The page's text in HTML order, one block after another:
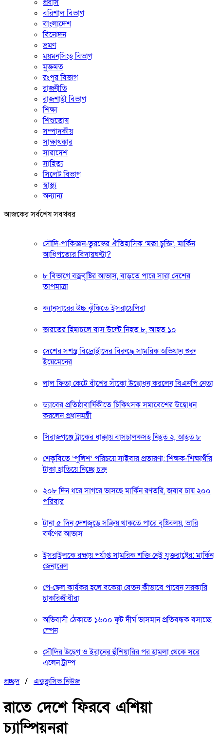
প্রবাস
বরিশাল বিভাগ
বাংলাদেশ
বিনোদন
ভ্রমণ
ময়মনসিংহ বিভাগ
মুক্তমত
রংপুর বিভাগ
রাজনীতি
রাজশাহী বিভাগ
শিক্ষা
শিশুতোষ
সম্পাদকীয়
সাক্ষাৎকার
সারাদেশ
সাহিত্য
সিলেট বিভাগ
স্বাস্থ্য
অন্যান্য
আজকের সর্বশেষ সবখবর
সৌদি-পাকিস্তান-তুরস্কের ঐতিহাসিক ‘মক্কা চুক্তি’, মার্কিন
আধিপত্যের বিদায়ঘণ্টা?
৮ বিভাগে বজ্রবৃষ্টির আভাস, বাড়তে পারে সারা দেশের
তাপমাত্রা
ক্যানসারের উচ্চ ঝুঁকিতে ইসরায়েলিরা
ভারতের হিমাচলে বাস উল্টে নিহত ৮, আহত ১০
দেশের সশস্ত্র বিদ্রোহীদের বিরুদ্ধে সামরিক অভিযান শুরু
ইয়েমেনের
লাল ফিতা কেটে বাঁশের সাঁকো উদ্বোধন করলেন বিএনপি নেতা
ড্যাবের প্রতিষ্ঠাবার্ষিকীতে চিকিৎসক সমাবেশের উদ্বোধন
করলেন প্রধানমন্ত্রী
সিরাজগঞ্জে ট্রাকের ধাক্কায় বাসচালকসহ নিহত ২, আহত ৮
শেকৃবিতে ‘পুলিশ’ পরিচয়ে সাইবার প্রতারণা: শিক্ষক-শিক্ষার্থীর
টাকা হাতিয়ে নিচ্ছে চক্র
২০৮ দিন ধরে সাগরে ভাসছে মার্কিন রণতরি, জবাব চায় ২০০
পরিবার
টানা ৫ দিন দেশজুড়ে সক্রিয় থাকতে পারে বৃষ্টিবলয়, ভারি
বর্ষণের আভাস
ইসরাইলকে রক্ষায় পর্যাপ্ত সামরিক শক্তি নেই যুক্তরাষ্ট্রের: মার্কিন
জেনারেল
পে-স্কেল কার্যকর হলে বকেয়া বেতন কীভাবে পাবেন সরকারি
চাকরিজীবীরা
অভিবাসী ঠেকাতে ১৬০০ ফুট দীর্ঘ ভাসমান প্রতিবন্ধক বসাচ্ছে
স্পেন
সৌদির উদ্বেগ ও ইরানের হুঁশিয়ারির পর হামলা থেকে সরে
এলেন ট্রাম্প
প্রচ্ছদ/ এক্সক্লুসিভ নিউজ
রাতে দেশে ফিরবে এশিয়া
চ্যাম্পিয়নরা